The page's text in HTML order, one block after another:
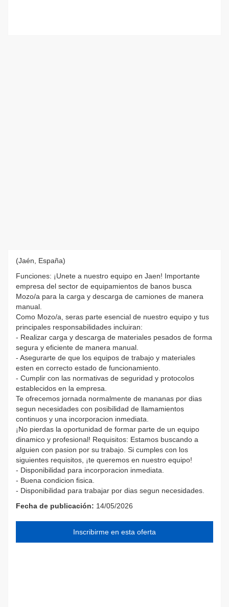
(Jaén, España)
Funciones: ¡Unete a nuestro equipo en Jaen! Importante
empresa del sector de equipamientos de banos busca
Mozo/a para la carga y descarga de camiones de manera
manual.
Como Mozo/a, seras parte esencial de nuestro equipo y tus
principales responsabilidades incluiran:
- Realizar carga y descarga de materiales pesados de forma
segura y eficiente de manera manual.
- Asegurarte de que los equipos de trabajo y materiales
esten en correcto estado de funcionamiento.
- Cumplir con las normativas de seguridad y protocolos
establecidos en la empresa.
Te ofrecemos jornada normalmente de mananas por dias
segun necesidades con posibilidad de llamamientos
continuos y una incorporacion inmediata.
¡No pierdas la oportunidad de formar parte de un equipo
dinamico y profesional! Requisitos: Estamos buscando a
alguien con pasion por su trabajo. Si cumples con los
siguientes requisitos, ¡te queremos en nuestro equipo!
- Disponibilidad para incorporacion inmediata.
- Buena condicion fisica.
- Disponibilidad para trabajar por dias segun necesidades.
Fecha de publicación: 14/05/2026
Inscribirme en esta oferta